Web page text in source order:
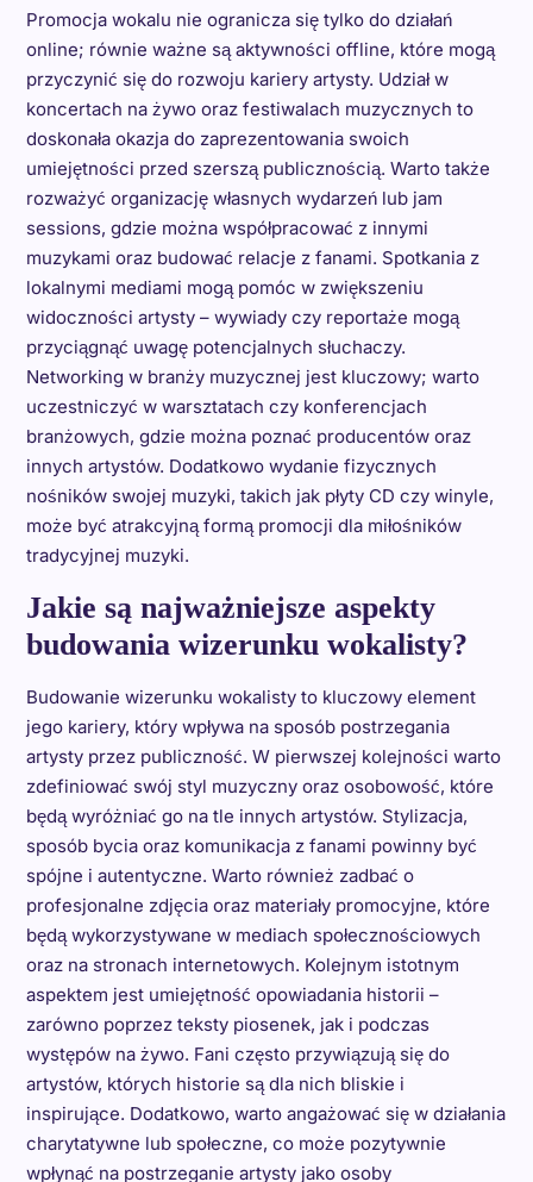
Promocja wokalu nie ogranicza się tylko do działań
online; równie ważne są aktywności offline, które mogą
przyczynić się do rozwoju kariery artysty. Udział w
koncertach na żywo oraz festiwalach muzycznych to
doskonała okazja do zaprezentowania swoich
umiejętności przed szerszą publicznością. Warto także
rozważyć organizację własnych wydarzeń lub jam
sessions, gdzie można współpracować z innymi
muzykami oraz budować relacje z fanami. Spotkania z
lokalnymi mediami mogą pomóc w zwiększeniu
widoczności artysty – wywiady czy reportaże mogą
przyciągnąć uwagę potencjalnych słuchaczy.
Networking w branży muzycznej jest kluczowy; warto
uczestniczyć w warsztatach czy konferencjach
branżowych, gdzie można poznać producentów oraz
innych artystów. Dodatkowo wydanie fizycznych
nośników swojej muzyki, takich jak płyty CD czy winyle,
może być atrakcyjną formą promocji dla miłośników
tradycyjnej muzyki.
Jakie są najważniejsze aspekty
budowania wizerunku wokalisty?
Budowanie wizerunku wokalisty to kluczowy element
jego kariery, który wpływa na sposób postrzegania
artysty przez publiczność. W pierwszej kolejności warto
zdefiniować swój styl muzyczny oraz osobowość, które
będą wyróżniać go na tle innych artystów. Stylizacja,
sposób bycia oraz komunikacja z fanami powinny być
spójne i autentyczne. Warto również zadbać o
profesjonalne zdjęcia oraz materiały promocyjne, które
będą wykorzystywane w mediach społecznościowych
oraz na stronach internetowych. Kolejnym istotnym
aspektem jest umiejętność opowiadania historii –
zarówno poprzez teksty piosenek, jak i podczas
występów na żywo. Fani często przywiązują się do
artystów, których historie są dla nich bliskie i
inspirujące. Dodatkowo, warto angażować się w działania
charytatywne lub społeczne, co może pozytywnie
wpłynąć na postrzeganie artysty jako osoby